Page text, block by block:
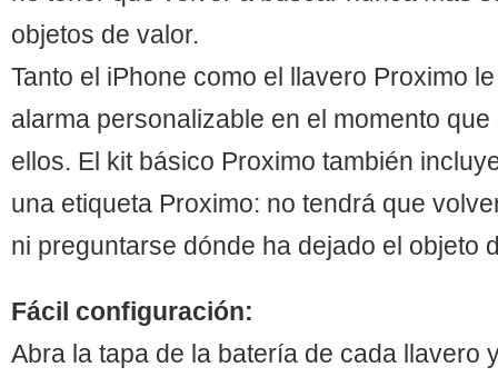
objetos de valor.
Tanto el iPhone como el llavero Proximo
alarma personalizable en el momento
ellos. El kit básico Proximo también
una etiqueta Proximo: no tendrá que
ni preguntarse dónde ha dejado el objeto
Fácil configuración:
Abra la tapa de la batería de cada llavero